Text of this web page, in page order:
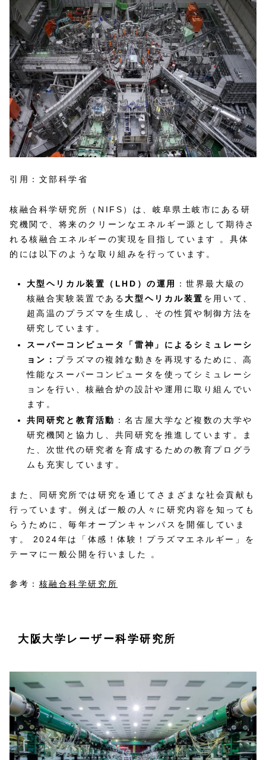
引用：文部科学省
核融合科学研究所（NIFS）は、岐阜県土岐市にある研
究機関で、将来のクリーンなエネルギー源として期待さ
れる核融合エネルギーの実現を目指しています 。具体
的には以下のような取り組みを行っています。
大型ヘリカル装置（LHD）の運用
：世界最大級の
核融合実験装置である大型ヘリカル装置 を用いて、
超高温のプラズマを生成し、その性質や制御方法を
研究しています。
スーパーコンピュータ「雷神」によるシミュレーシ
ョン： プラズマの複雑な動きを再現するために、高
性能なスーパーコンピュータを使ってシミュレーシ
ョンを行い、核融合炉の設計や運用に取り組んでい
ます。
共同研究と教育活動 ：名古屋大学など複数の大学や
研究機関と協力し、共同研究を推進しています。ま
た、次世代の研究者を育成するための教育プログラ
ムも充実しています。
また、同研究所では研究を通じてさまざまな社会貢献も
行っています。例えば一般の人々に研究内容を知っても
らうために、毎年オープンキャンパスを開催していま
す。 2024年は「体感！体験！プラズマエネルギー」を
テーマに一般公開を行いました 。
参考： 核融合科学研究所
大阪大学レーザー科学研究所